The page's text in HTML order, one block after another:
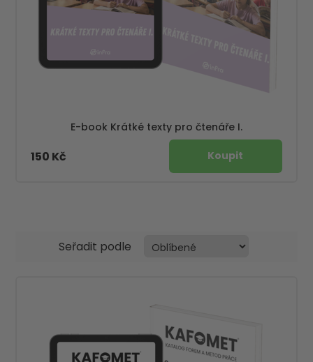
E-book Krátké texty pro čtenáře I.
150 Kč
Seřadit podle